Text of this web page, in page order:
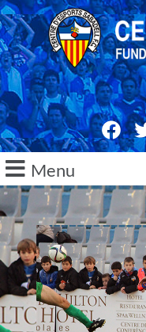
Menu